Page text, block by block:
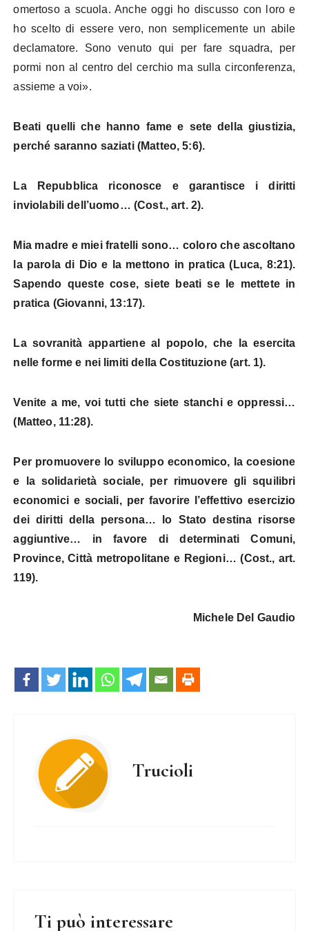
omertoso a scuola. Anche oggi ho discusso con loro e
ho scelto di essere vero, non semplicemente un abile
declamatore. Sono venuto qui per fare squadra, per
pormi non al centro del cerchio ma sulla circonferenza,
assieme a voi».
Beati quelli che hanno fame e sete della giustizia,
perché saranno saziati (Matteo, 5:6).
La Repubblica riconosce e garantisce i diritti
inviolabili dell’uomo… (Cost., art. 2).
Mia madre e miei fratelli sono… coloro che ascoltano
la parola di Dio e la mettono in pratica (Luca, 8:21).
Sapendo queste cose, siete beati se le mettete in
pratica (Giovanni, 13:17).
La sovranità appartiene al popolo, che la esercita
nelle forme e nei limiti della Costituzione (art. 1).
Venite a me, voi tutti che siete stanchi e oppressi…
(Matteo, 11:28).
Per promuovere lo sviluppo economico, la coesione
e la solidarietà sociale, per rimuovere gli squilibri
economici e sociali, per favorire l’effettivo esercizio
dei diritti della persona… lo Stato destina risorse
aggiuntive… in favore di determinati Comuni,
Province, Città metropolitane e Regioni… (Cost., art.
119).
Michele Del Gaudio
Trucioli
Ti può interessare